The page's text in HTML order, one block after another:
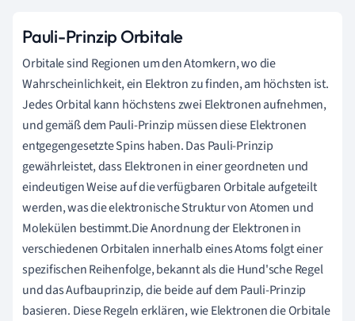
Pauli-Prinzip Orbitale
Orbitale sind Regionen um den Atomkern, wo die
Wahrscheinlichkeit, ein Elektron zu finden, am höchsten ist.
Jedes Orbital kann höchstens zwei Elektronen aufnehmen,
und gemäß dem Pauli-Prinzip müssen diese Elektronen
entgegengesetzte Spins haben. Das Pauli-Prinzip
gewährleistet, dass Elektronen in einer geordneten und
eindeutigen Weise auf die verfügbaren Orbitale aufgeteilt
werden, was die elektronische Struktur von Atomen und
Molekülen bestimmt.Die Anordnung der Elektronen in
verschiedenen Orbitalen innerhalb eines Atoms folgt einer
spezifischen Reihenfolge, bekannt als die Hund'sche Regel
und das Aufbauprinzip, die beide auf dem Pauli-Prinzip
basieren. Diese Regeln erklären, wie Elektronen die Orbitale